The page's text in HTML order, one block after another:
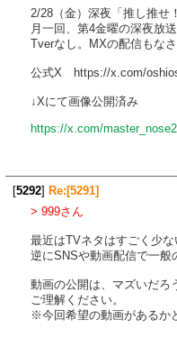
2/28（金）深夜「推し推せ
月一回、第4金曜の深夜放送
Tverなし。MXの配信もな
公式X https://x.com/
↓Xにて画像公開済み
https://x.com/
[5292] Re:[5291]
> 999さん
最近はTVネタはすごく少な
逆にSNSや動画配信で一般
動画の公開は、マズいだろ
ご理解ください。
※今回希望の動画があるか